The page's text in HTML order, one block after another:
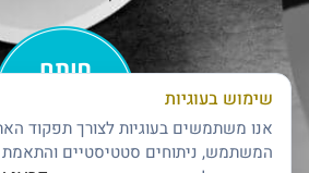
שימוש בעוגיות
אנו משתמשים בעוגיות לצורך תפקוד
המשתמש, ניתוחים סטטיסטיים והתאמת